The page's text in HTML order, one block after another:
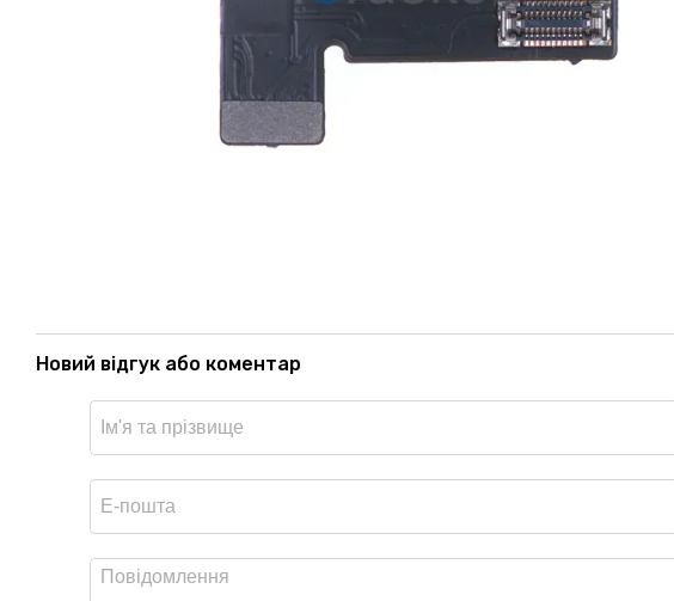
Новий відгук або коментар